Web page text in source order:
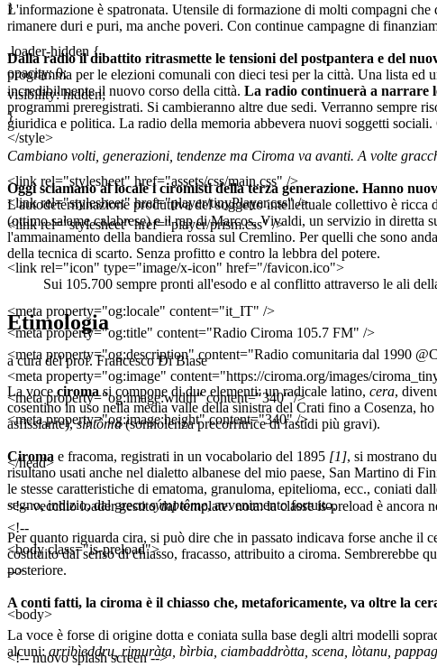
}
.loader-hidden {
opacity: 0;
visibility: hidden;
}
</style>
<link rel="stylesheet" href="assets/css/main.css" />
<link rel="stylesheet" href="player/tinyPlayer.css" />
<link rel="stylesheet" href="player/prism.css" />
<link rel="icon" type="image/x-icon" href="/favicon.ico">
<meta property="og:locale" content="it_IT" />
<meta property="og:title" content="Radio Ciroma 105.7 FM" />
<meta property="og:description" content="Radio comunitaria dal 1990
<meta property="og:image" content="https://ciroma.org/images/
<meta property="og:image:width" content="340" />
<meta property="og:image:height" content="340" />
</head>
<!-- vecchio loader gestito dal template. nota: la classe is-preload è ancora
<!--
<body class="is-preload">
-->
<body>
<!-- nuovo splash screen -->
L'informazione è spatronata. Utensile di formazione di molti compagni
rimanere duri e puri, ma anche poveri. Con continue campagne di
Dalla radio il dibattito ritrasmette le tensioni del postpantera e del
programma per le elezioni comunali con dieci tesi per la città. Una lista ed
incredibilmente il nuovo corso della città. La radio continuerà a narrare
programmi preregistrati. Si cambieranno altre due sedi. Verranno sempre
giuridica e politica. La radio della memoria abbevera nuovi soggetti
Cambiano volti, generazioni, tendenze ma Ciroma va avanti. A volte
Oggi sciamano al locale i ciromisti della terza generazione. Hanno
L'autodeterminazione produttiva del soggetto intellettuale collettivo è ricca
(ottimo salame calabrese) e il rap di Marcos, Vivaldi, un servizio in diretta
l'ammainamento della bandiera rossa sul Cremlino. Per quelli che sono
della tecnica di scarto. Senza profitto e contro la lebbra del potere.
Sui 105.700 sempre pronti all'esodo e al conflitto attraverso le ali
Etimologia
a cura del prof. Francesco Di Biase
La voce ciroma si compone di due elementi: un radicale latino, cera,
cosentino in uso nella media valle della sinistra del Crati fino a Cosenza,
asfissiante),sintôma(sonnolenza precorritrice di fastidi più gravi).
Ciroma e fracoma, registrati in un vocabolario del 1895 [1], si mostrano
risultano usati anche nel dialetto albanese del mio paese, San Martino di
le stesse caratteristiche di ematoma, granuloma, epitelioma, ecc., coniati
segno, indizio, dal grecosýmptôme, avvenimento fortuito.
Per quanto riguarda cira, si può dire che in passato indicava forse anche il
costituito dal senso di chiasso, fracasso, attribuito a ciroma. Sembrerebbe
posteriore.
A conti fatti, la ciroma è il chiasso che, metaforicamente, va oltre la
La voce è forse di origine dotta e coniata sulla base degli altri modelli
alcuni: arribìeddru, rimuràta, bìrbia, ciambaddròtta, scena, lòtanu,